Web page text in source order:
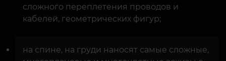
сложного переплетения проводов и
кабелей, геометрических фигур;
на спине, на груди наносят самые сложные,